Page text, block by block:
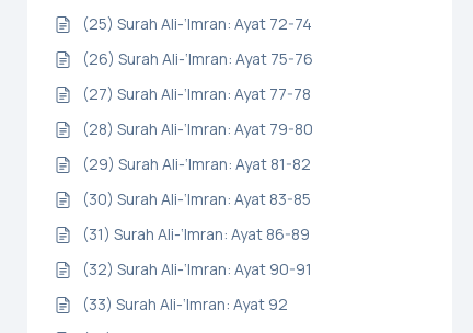
(25) Surah Ali-‘Imran: Ayat 72-74
(26) Surah Ali-‘Imran: Ayat 75-76
(27) Surah Ali-‘Imran: Ayat 77-78
(28) Surah Ali-‘Imran: Ayat 79-80
(29) Surah Ali-‘Imran: Ayat 81-82
(30) Surah Ali-‘Imran: Ayat 83-85
(31) Surah Ali-‘Imran: Ayat 86-89
(32) Surah Ali-‘Imran: Ayat 90-91
(33) Surah Ali-‘Imran: Ayat 92